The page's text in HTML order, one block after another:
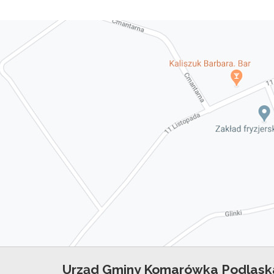
Urząd Gminy Komarówka